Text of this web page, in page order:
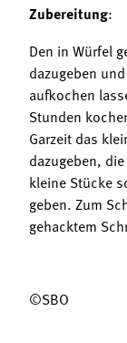
Zubereitung:
Den in Würfel
dazugeben
aufkochen
Stunden
Garzeit das
dazugeben,
kleine Stücke
geben. Zum
gehacktem
©SBO